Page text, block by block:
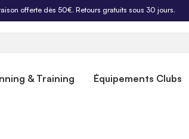
offerte dès 50€. Retours gratuits sous 30 jours.
& Training Équipements Clubs